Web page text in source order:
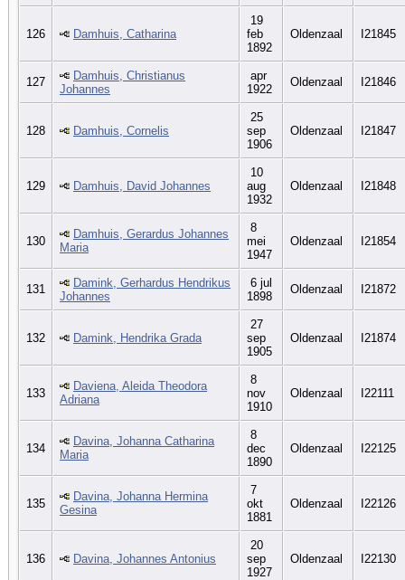
126 Damhuis, Catharina
19
feb
1892
Oldenzaal I21845
127
Damhuis, Christianus
Johannes
apr
1922
Oldenzaal I21846
128 Damhuis, Cornelis
25
sep
1906
Oldenzaal I21847
129 Damhuis, David Johannes
10
aug
1932
Oldenzaal I21848
130
Damhuis, Gerardus Johannes
Maria
8
mei
1947
Oldenzaal I21854
131
Damink, Gerhardus Hendrikus
Johannes
6 jul
1898
Oldenzaal I21872
132 Damink, Hendrika Grada
27
sep
1905
Oldenzaal I21874
133
Daviena, Aleida Theodora
Adriana
8
nov
1910
Oldenzaal I22111
134
Davina, Johanna Catharina
Maria
8
dec
1890
Oldenzaal I22125
135
Davina, Johanna Hermina
Gesina
7
okt
1881
Oldenzaal I22126
136 Davina, Johannes Antonius
20
sep
1927
Oldenzaal I22130